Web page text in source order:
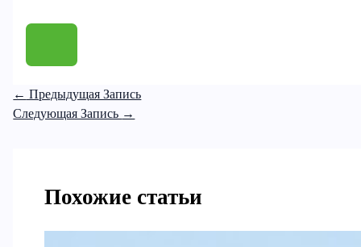
← Предыдущая Запись
Следующая Запись →
Похожие статьи